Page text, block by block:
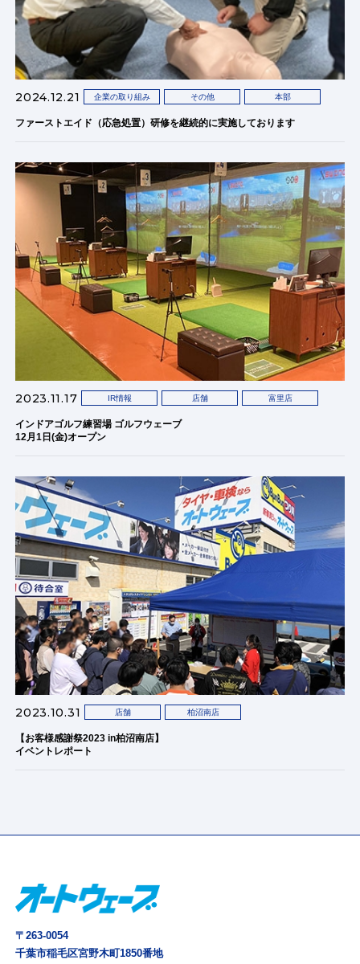
2024.12.21 企業の取り組み その他 本部
ファーストエイド（応急処置）研修を継続的に実施しております
2023.11.17 IR情報 店舗 富里店
インドアゴルフ練習場 ゴルフウェーブ
12月1日(金)オープン
2023.10.31 店舗 柏沼南店
【お客様感謝祭2023 in柏沼南店】
イベントレポート
〒263-0054
千葉市稲毛区宮野木町1850番地